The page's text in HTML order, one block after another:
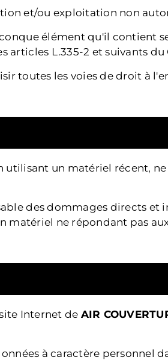
et/ou exploitation non
élément qu'il contient
L.335-2 et suivants
toutes les voies de droit à
utilisant un matériel récent,
des dommages directs
matériel ne répondant pas
Internet de AIR
à caractère personnel